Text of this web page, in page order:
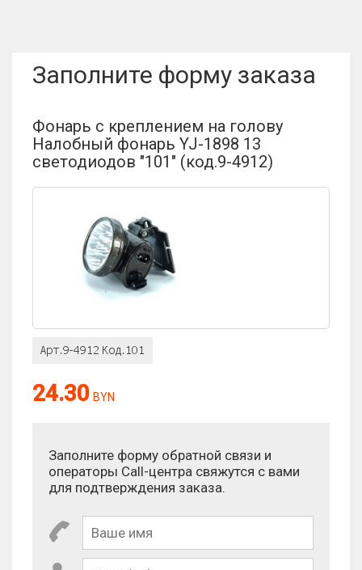
Заполните форму заказа
Фонарь с креплением на голову
Налобный фонарь YJ-1898 13
светодиодов "101" (код.9-4912)
24.30 BYN
Заполните форму обратной связи и
операторы Call-центра свяжутся с вами
для подтверждения заказа.